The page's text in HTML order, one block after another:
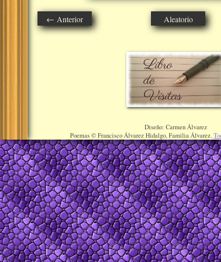
← Anterior Aleatorio
Diseño: Carmen Álvarez
Poemas © Francisco Álvarez Hidalgo, Familia Álvarez.